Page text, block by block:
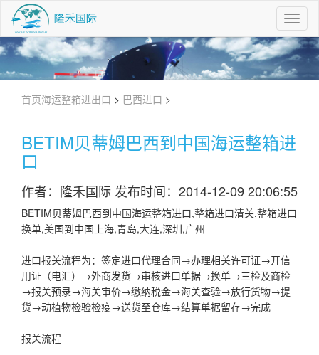
首页海运整箱进出口 > 巴西进口 >
BETIM贝蒂姆巴西到中国海运整箱进
口
作者：隆禾国际 发布时间：2014-12-09 20:06:55
BETIM贝蒂姆巴西到中国海运整箱进口,整箱进口清关,整箱进口
换单,美国到中国上海,青岛,大连,深圳,广州
进口报关流程为：签定进口代理合同→办理相关许可证→开信
用证（电汇）→外商发货→审核进口单据→换单→三检及商检
→报关预录→海关审价→缴纳税金→海关查验→放行货物→提
货→动植物检验检疫→送货至仓库→结算单据留存→完成
报关流程